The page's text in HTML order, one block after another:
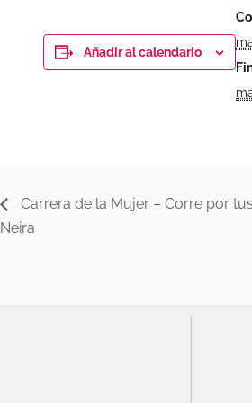
Añadir al calendario
Carrera de la Mujer – Corre por
Neira